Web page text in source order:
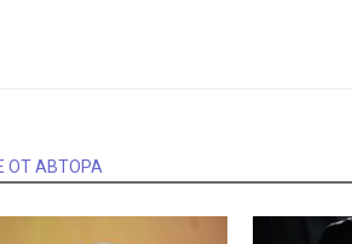
ОТ АВТОРА